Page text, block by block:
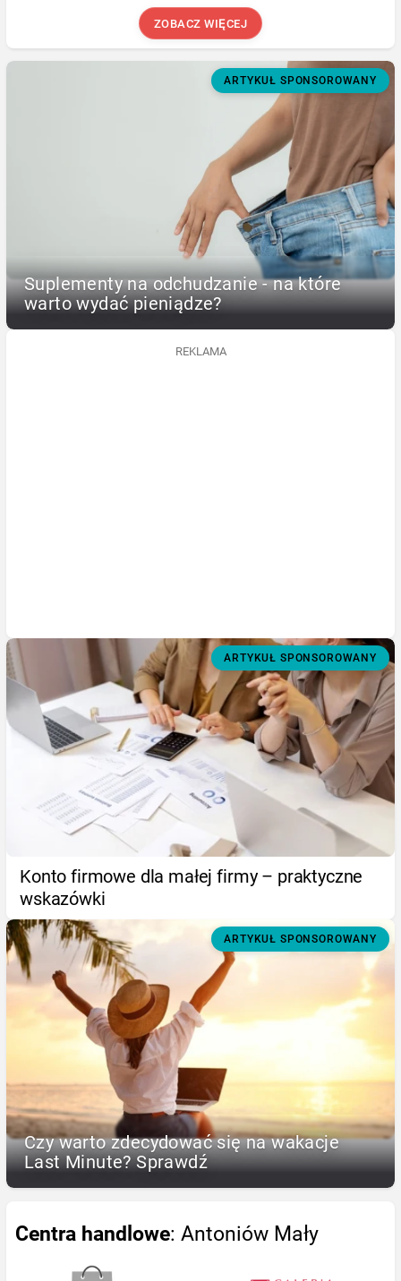
ZOBACZ WIĘCEJ
ARTYKUŁ SPONSOROWANY
Suplementy na odchudzanie - na które
warto wydać pieniądze?
REKLAMA
ARTYKUŁ SPONSOROWANY
Konto firmowe dla małej firmy – praktyczne
wskazówki
ARTYKUŁ SPONSOROWANY
Czy warto zdecydować się na wakacje
Last Minute? Sprawdź
Centra handlowe: Antoniów Mały